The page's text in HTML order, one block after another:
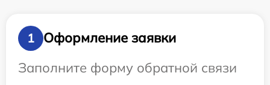
1
Оформление заявки
Заполните форму обратной связи